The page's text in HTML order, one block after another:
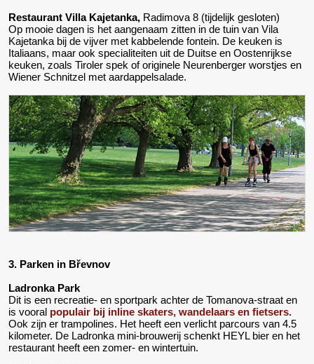
Restaurant Villa Kajetanka, Radimova 8 (tijdelijk gesloten)
Op mooie dagen is het aangenaam zitten in de tuin van Vila
Kajetanka bij de vijver met kabbelende fontein. De keuken is
Italiaans, maar ook specialiteiten uit de Duitse en Oostenrijkse
keuken, zoals Tiroler spek of originele Neurenberger worstjes en
Wiener Schnitzel met aardappelsalade.
3. Parken in Břevnov
Ladronka Park
Dit is een recreatie- en sportpark achter de Tomanova-straat en
is vooral populair bij inline skaters, wandelaars en fietsers.
Ook zijn er trampolines. Het heeft een verlicht parcours van 4.5
kilometer. De Ladronka mini-brouwerij schenkt HEYL bier en het
restaurant heeft een zomer- en wintertuin.